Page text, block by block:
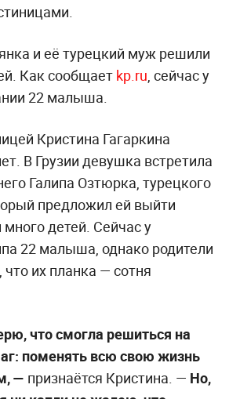
и её турецкий муж решили
Как сообщает kp.ru, сейчас у
22 малыша.
Кристина Гагаркина
В Грузии девушка встретила
Галипа Озтюрка, турецкого
предложил ей выйти
детей. Сейчас у
22 малыша, однако родители
что их планка — сотня
что смогла решиться на
поменять всю свою жизнь
— признаётся Кристина. — Но,